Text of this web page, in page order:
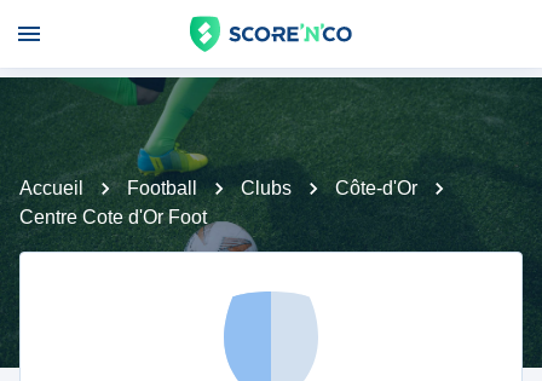
Accueil Football Clubs
Côte-d'Or
Centre Cote d'Or Foot